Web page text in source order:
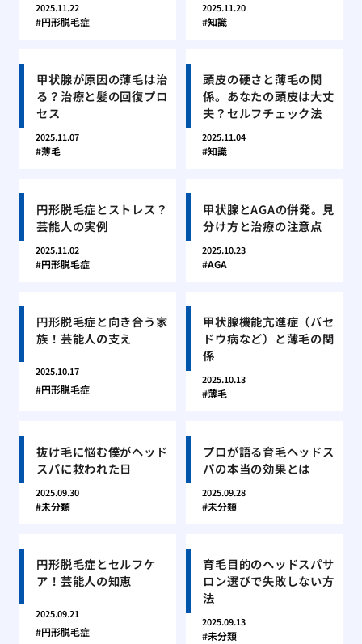
2025.11.22
円形脱毛症
2025.11.20
知識
甲状腺が原因の薄毛は治
る？治療と髪の回復プロ
セス
2025.11.07
薄毛
頭皮の硬さと薄毛の関
係。あなたの頭皮は大丈
夫？セルフチェック法
2025.11.04
知識
円形脱毛症とストレス？
芸能人の実例
2025.11.02
円形脱毛症
甲状腺とAGAの併発。見
分け方と治療の注意点
2025.10.23
AGA
円形脱毛症と向き合う家
族！芸能人の支え
2025.10.17
円形脱毛症
甲状腺機能亢進症（バセ
ドウ病など）と薄毛の関
係
2025.10.13
薄毛
抜け毛に悩む僕がヘッド
スパに救われた日
2025.09.30
未分類
プロが語る育毛ヘッドス
パの本当の効果とは
2025.09.28
未分類
円形脱毛症とセルフケ
ア！芸能人の知恵
2025.09.21
円形脱毛症
育毛目的のヘッドスパサ
ロン選びで失敗しない方
法
2025.09.13
未分類